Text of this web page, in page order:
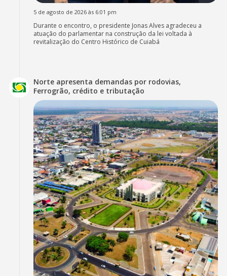
5 de agosto de 2026 às 6:01 pm
Durante o encontro, o presidente Jonas Alves agradeceu a
atuação do parlamentar na construção da lei voltada à
revitalização do Centro Histórico de Cuiabá
Norte apresenta demandas por rodovias,
Ferrogrão, crédito e tributação